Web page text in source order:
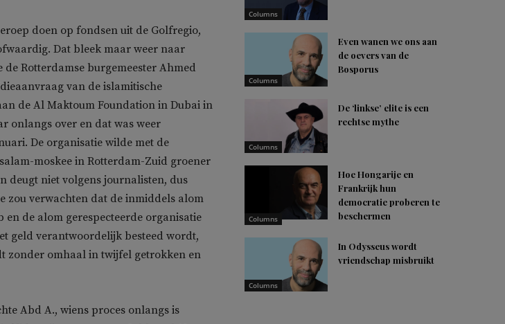
doen op fondsen uit de Golfregio,
Dat bleek maar weer naar
Rotterdamse burgemeester Ahmed
van de islamitische
de Al Maktoum Foundation in Dubai in
onlangs over en dat was weer
De organisatie wilde met de
moskee in Rotterdam-Zuid groener
deugt niet volgens journalisten, dus
zou verwachten dat de inmiddels alom
en de alom gerespecteerde organisatie
geld verantwoordelijk besteed wordt,
zonder omhaal in twijfel getrokken en
Abd A., wiens proces onlangs is
Columns
Columns
Even wanen we ons aan
de oevers van de
Bosporus
Columns
De ‘linkse’ elite is een
rechtse mythe
Columns
Hoe Hongarije en
Frankrijk hun
democratie proberen te
beschermen
Columns
In Odysseus wordt
vriendschap misbruikt